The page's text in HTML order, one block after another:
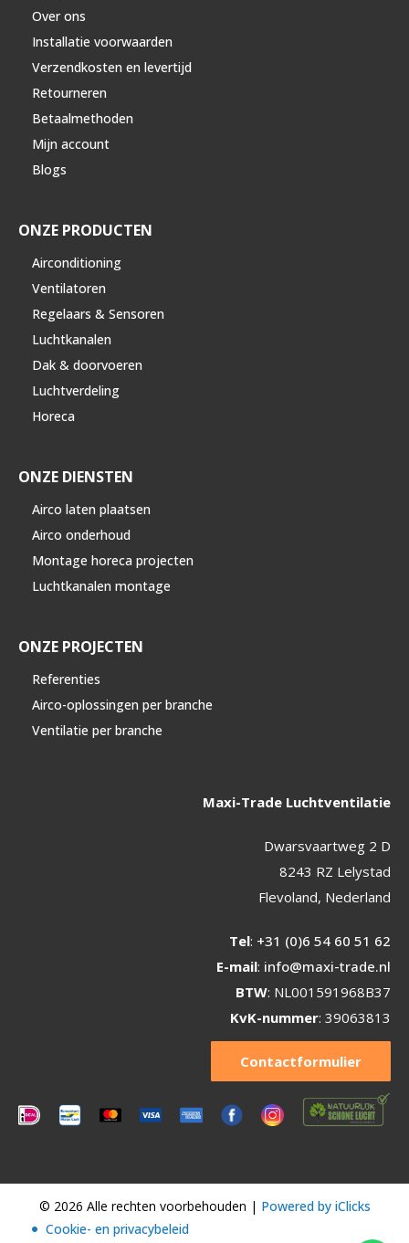
Over ons
Installatie voorwaarden
Verzendkosten en levertijd
Retourneren
Betaalmethoden
Mijn account
Blogs
ONZE PRODUCTEN
Airconditioning
Ventilatoren
Regelaars & Sensoren
Luchtkanalen
Dak & doorvoeren
Luchtverdeling
Horeca
ONZE DIENSTEN
Airco laten plaatsen
Airco onderhoud
Montage horeca projecten
Luchtkanalen montage
ONZE PROJECTEN
Referenties
Airco-oplossingen per branche
Ventilatie per branche
Maxi-Trade Luchtventilatie
Dwarsvaartweg 2 D
8243 RZ Lelystad
Flevoland, Nederland
Tel: +31 (0)6 54 60 51 62
E-mail: info@maxi-trade.nl
BTW: NL001591968B37
KvK-nummer: 39063813
Contactformulier
© 2026 Alle rechten voorbehouden | Powered by iClicks
Cookie- en privacybeleid